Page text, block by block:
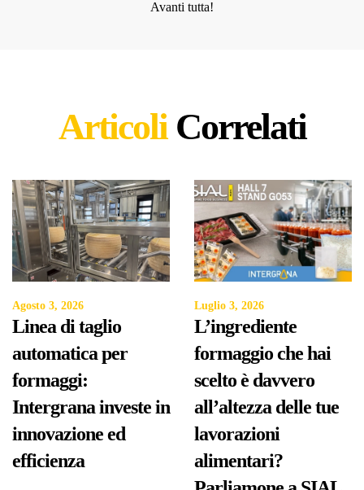
Avanti tutta!
ArticoliCorrelati
Agosto 3, 2026
Linea di taglio
automatica per
formaggi:
Intergrana investe in
innovazione ed
efficienza
Luglio 3, 2026
L’ingrediente
formaggio che hai
scelto è davvero
all’altezza delle tue
lavorazioni
alimentari?